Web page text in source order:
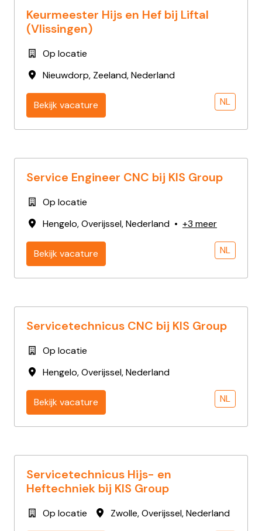
Keurmeester Hijs en Hef bij Liftal
(Vlissingen)
Op locatie
Nieuwdorp, Zeeland,Nederland
Bekijk vacature NL
Service Engineer CNC bij KIS Group
Op locatie
Hengelo,Overijssel,Nederland • +3 meer
Bekijk vacature NL
Servicetechnicus CNC bij KIS Group
Op locatie
Hengelo,Overijssel,Nederland
Bekijk vacature NL
Servicetechnicus Hijs- en
Heftechniek bij KIS Group
Op locatie Zwolle,Overijssel,Nederland